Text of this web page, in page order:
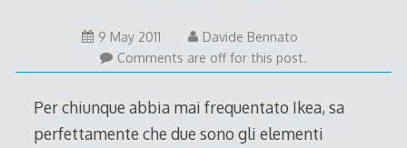
9 May 20119
May
2011
Davide Bennato
Comments are off for this post.
Per chiunque abbia mai frequentato Ikea, sa
perfettamente che due sono gli elementi